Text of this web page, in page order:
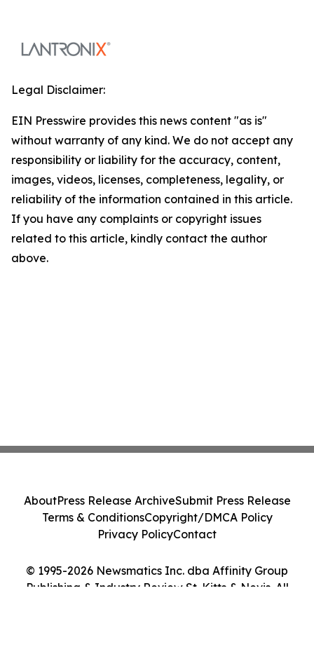
Legal Disclaimer:
EIN Presswire provides this news content "as is"
without warranty of any kind. We do not accept any
responsibility or liability for the accuracy, content,
images, videos, licenses, completeness, legality, or
reliability of the information contained in this article.
If you have any complaints or copyright issues
related to this article, kindly contact the author
above.
© 1995-2026 Newsmatics Inc. dba Affinity Group
Publishing & Industry Review St. Kitts & Nevis. All
AboutPress Release ArchiveSubmit Press Release
Terms & ConditionsCopyright/DMCA Policy
Privacy PolicyContact